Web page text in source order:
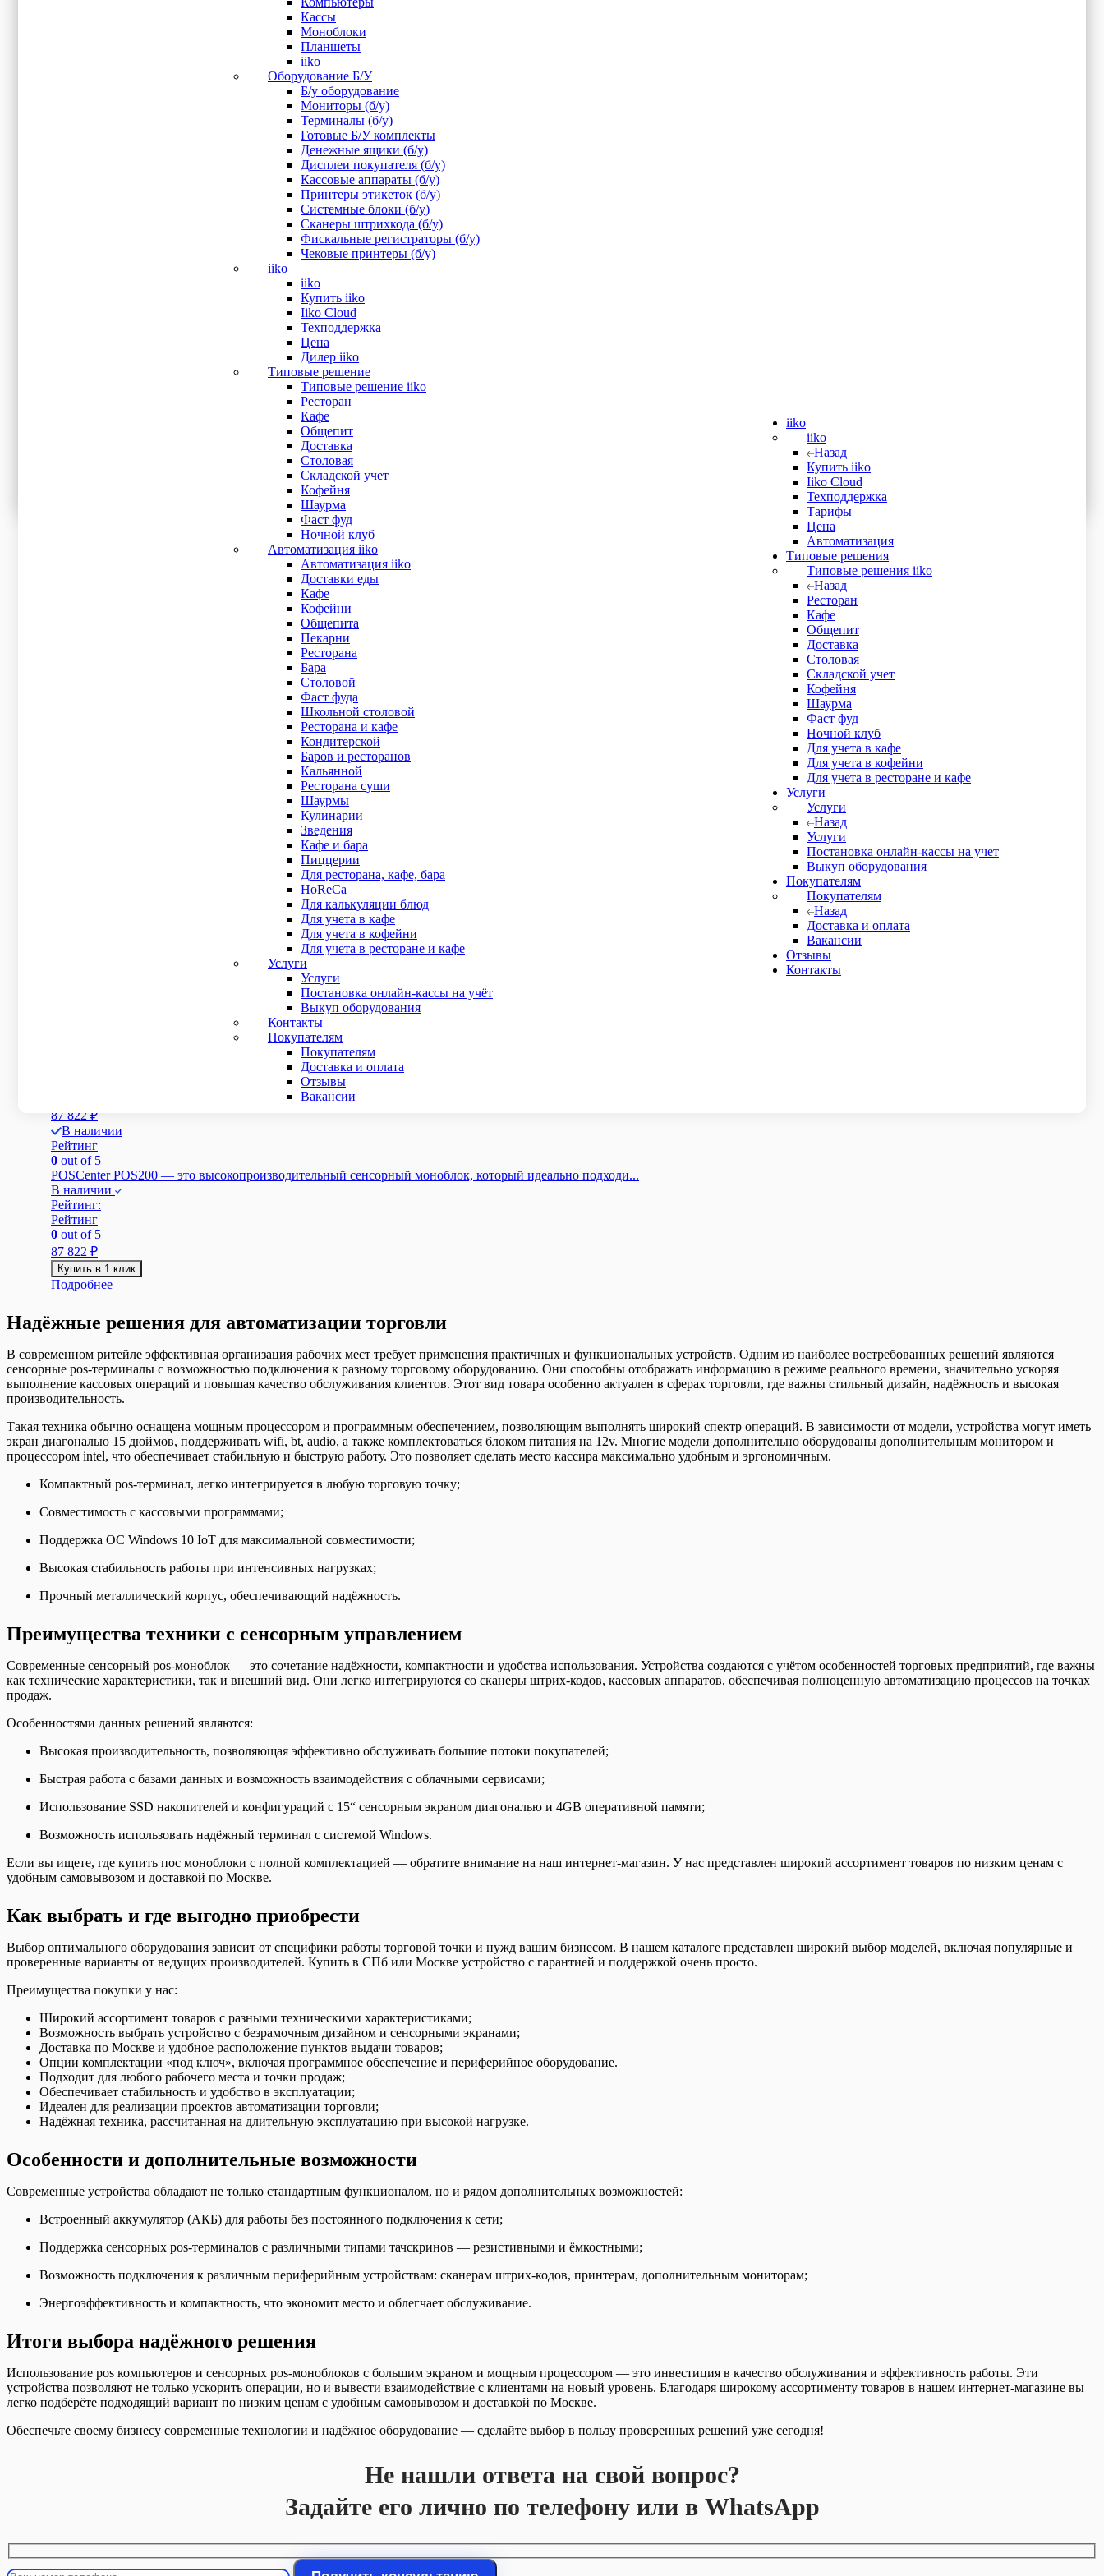
Кассы
Моноблоки
Планшеты
iiko
Оборудование Б/У
Б/у оборудование
Мониторы (б/у)
Терминалы (б/у)
Готовые Б/У комплекты
Денежные ящики (б/у)
Дисплеи покупателя (б/у)
Кассовые аппараты (б/у)
Принтеры этикеток (б/у)
Системные блоки (б/у)
Сканеры штрихкода (б/у)
Фискальные регистраторы (б/у)
Чековые принтеры (б/у)
iiko
iiko
Купить iiko
Iiko Cloud
Техподдержка
Цена
Дилер iiko
Типовые решение
Типовые решение iiko
Ресторан
Кафе
Общепит
Доставка
Столовая
Складской учет
Кофейня
Шаурма
Фаст фуд
Ночной клуб
Автоматизация iiko
Автоматизация iiko
Доставки еды
Кафе
Кофейни
Общепита
Пекарни
Ресторана
Бара
Столовой
Фаст фуда
Школьной столовой
Ресторана и кафе
Кондитерской
Баров и ресторанов
Кальянной
Ресторана суши
Шаурмы
Кулинарии
Зведения
Кафе и бара
Пиццерии
Для ресторана, кафе, бара
HoReCa
Для калькуляции блюд
Для учета в кафе
Для учета в кофейни
Для учета в ресторане и кафе
Услуги
Услуги
Постановка онлайн-кассы на учёт
Выкуп оборудования
Контакты
Покупателям
Покупателям
Доставка и оплата
Отзывы
Вакансии
iiko
iiko
Назад
Купить iiko
Iiko Cloud
Техподдержка
Тарифы
Цена
Автоматизация
Типовые решения
Типовые решения iiko
Назад
Ресторан
Кафе
Общепит
Доставка
Столовая
Складской учет
Кофейня
Шаурма
Фаст фуд
Ночной клуб
Для учета в кафе
Для учета в кофейни
Для учета в ресторане и кафе
Услуги
Услуги
Назад
Услуги
Постановка онлайн-кассы на учет
Выкуп оборудования
Покупателям
Покупателям
Назад
Доставка и оплата
Вакансии
Отзывы
Контакты
Кассовый POS моноблок POScenter POS400
Сенсорный моноблок POSCenter POS 400 — это современное и стильное решение для вашего бизне...
POS-моноблок OL-P06 (15“ сенсорный 4Gb, MSSD, MSR, USB (5W) TrueFlat, LED, J1900/2xCOM, Win 10 Embeded)
POS-моноблок OL-P06 — это современное и высокопроизводительное решение для автоматизации б...
87 822 ₽
В наличии
Рейтинг
0 out of 5
POSCenter POS200 — это высокопроизводительный сенсорный моноблок, который идеально подходи...
В наличии
Рейтинг:
Рейтинг
0 out of 5
87 822 ₽
Купить в 1 клик
Подробнее
Надёжные решения для автоматизации торговли
В современном ритейле эффективная организация рабочих мест требует применения практичных и функциональных устройств. Одним из наиболее востребованных решений являются
сенсорные pos-терминалы с возможностью подключения к разному торговому оборудованию. Они способны отображать информацию в режиме реального времени, значительно ускоряя
выполнение кассовых операций и повышая качество обслуживания клиентов. Этот вид товара особенно актуален в сферах торговли, где важны стильный дизайн, надёжность и высокая
производительность.
Такая техника обычно оснащена мощным процессором и программным обеспечением, позволяющим выполнять широкий спектр операций. В зависимости от модели, устройства могут иметь
экран диагональю 15 дюймов, поддерживать wifi, bt, audio, а также комплектоваться блоком питания на 12v. Многие модели дополнительно оборудованы дополнительным монитором и
процессором intel, что обеспечивает стабильную и быструю работу. Это позволяет сделать место кассира максимально удобным и эргономичным.
Компактный pos-терминал, легко интегрируется в любую торговую точку;
Совместимость с кассовыми программами;
Поддержка ОС Windows 10 IoT для максимальной совместимости;
Высокая стабильность работы при интенсивных нагрузках;
Прочный металлический корпус, обеспечивающий надёжность.
Преимущества техники с сенсорным управлением
Современные сенсорный pos-моноблок — это сочетание надёжности, компактности и удобства использования. Устройства создаются с учётом особенностей торговых предприятий, где важны
как технические характеристики, так и внешний вид. Они легко интегрируются со сканеры штрих-кодов, кассовых аппаратов, обеспечивая полноценную автоматизацию процессов на точках
продаж.
Особенностями данных решений являются:
Высокая производительность, позволяющая эффективно обслуживать большие потоки покупателей;
Быстрая работа с базами данных и возможность взаимодействия с облачными сервисами;
Использование SSD накопителей и конфигураций с 15“ сенсорным экраном диагональю и 4GB оперативной памяти;
Возможность использовать надёжный терминал с системой Windows.
Если вы ищете, где купить пос моноблоки с полной комплектацией — обратите внимание на наш интернет-магазин. У нас представлен широкий ассортимент товаров по низким ценам с
удобным самовывозом и доставкой по Москве.
Как выбрать и где выгодно приобрести
Выбор оптимального оборудования зависит от специфики работы торговой точки и нужд вашим бизнесом. В нашем каталоге представлен широкий выбор моделей, включая популярные и
проверенные варианты от ведущих производителей. Купить в СПб или Москве устройство с гарантией и поддержкой очень просто.
Преимущества покупки у нас:
Широкий ассортимент товаров с разными техническими характеристиками;
Возможность выбрать устройство с безрамочным дизайном и сенсорными экранами;
Доставка по Москве и удобное расположение пунктов выдачи товаров;
Опции комплектации «под ключ», включая программное обеспечение и периферийное оборудование.
Подходит для любого рабочего места и точки продаж;
Обеспечивает стабильность и удобство в эксплуатации;
Идеален для реализации проектов автоматизации торговли;
Надёжная техника, рассчитанная на длительную эксплуатацию при высокой нагрузке.
Особенности и дополнительные возможности
Современные устройства обладают не только стандартным функционалом, но и рядом дополнительных возможностей:
Встроенный аккумулятор (АКБ) для работы без постоянного подключения к сети;
Поддержка сенсорных pos-терминалов с различными типами тачскринов — резистивными и ёмкостными;
Возможность подключения к различным периферийным устройствам: сканерам штрих-кодов, принтерам, дополнительным мониторам;
Энергоэффективность и компактность, что экономит место и облегчает обслуживание.
Итоги выбора надёжного решения
Использование pos компьютеров и сенсорных pos-моноблоков с большим экраном и мощным процессором — это инвестиция в качество обслуживания и эффективность работы. Эти
устройства позволяют не только ускорить операции, но и вывести взаимодействие с клиентами на новый уровень. Благодаря широкому ассортименту товаров в нашем интернет-магазине вы
легко подберёте подходящий вариант по низким ценам с удобным самовывозом и доставкой по Москве.
Обеспечьте своему бизнесу современные технологии и надёжное оборудование — сделайте выбор в пользу проверенных решений уже сегодня!
Не нашли ответа на свой вопрос?
Задайте его лично по телефону или в WhatsApp